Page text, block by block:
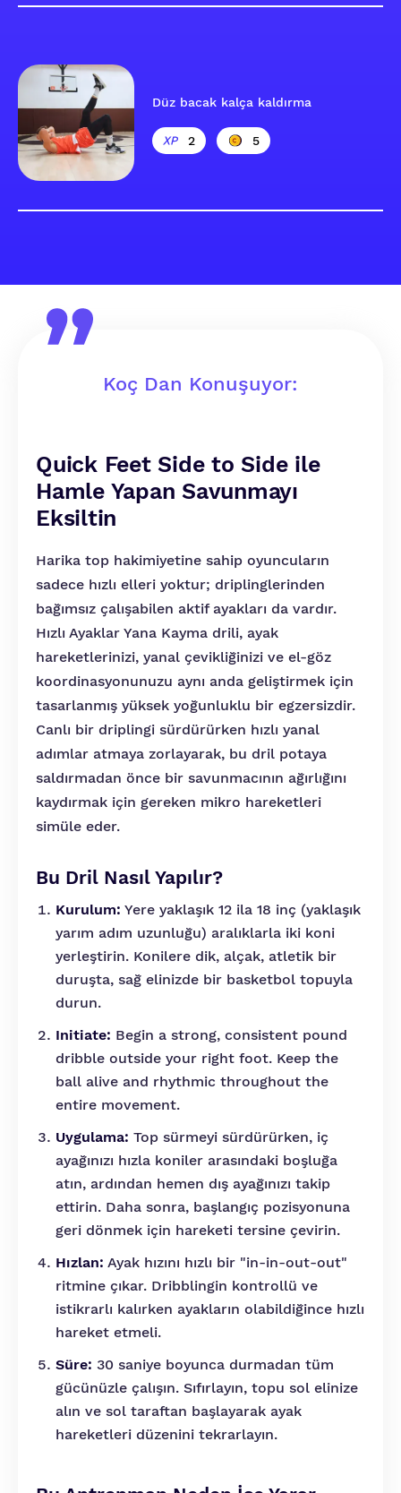
Düz bacak kalça kaldırma
2 5
Koç Dan Konuşuyor:
Quick Feet Side to Side ile
Hamle Yapan Savunmayı
Eksiltin
Harika top hakimiyetine sahip oyuncuların
sadece hızlı elleri yoktur; driplinglerinden
bağımsız çalışabilen aktif ayakları da vardır.
Hızlı Ayaklar Yana Kayma drili, ayak
hareketlerinizi, yanal çevikliğinizi ve el-göz
koordinasyonunuzu aynı anda geliştirmek için
tasarlanmış yüksek yoğunluklu bir egzersizdir.
Canlı bir driplingi sürdürürken hızlı yanal
adımlar atmaya zorlayarak, bu dril potaya
saldırmadan önce bir savunmacının ağırlığını
kaydırmak için gereken mikro hareketleri
simüle eder.
Bu Dril Nasıl Yapılır?
Kurulum: Yere yaklaşık 12 ila 18 inç (yaklaşık
yarım adım uzunluğu) aralıklarla iki koni
yerleştirin. Konilere dik, alçak, atletik bir
duruşta, sağ elinizde bir basketbol topuyla
durun.
Initiate: Begin a strong, consistent pound
dribble outside your right foot. Keep the
ball alive and rhythmic throughout the
entire movement.
Uygulama: Top sürmeyi sürdürürken, iç
ayağınızı hızla koniler arasındaki boşluğa
atın, ardından hemen dış ayağınızı takip
ettirin. Daha sonra, başlangıç pozisyonuna
geri dönmek için hareketi tersine çevirin.
Hızlan: Ayak hızını hızlı bir "in-in-out-out"
ritmine çıkar. Dribblingin kontrollü ve
istikrarlı kalırken ayakların olabildiğince hızlı
hareket etmeli.
Süre: 30 saniye boyunca durmadan tüm
gücünüzle çalışın. Sıfırlayın, topu sol elinize
alın ve sol taraftan başlayarak ayak
hareketleri düzenini tekrarlayın.